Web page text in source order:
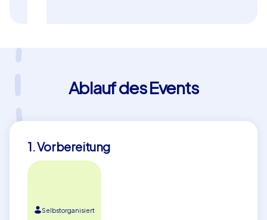
Ablauf des Events
1. Vorbereitung
Selbstorganisiert